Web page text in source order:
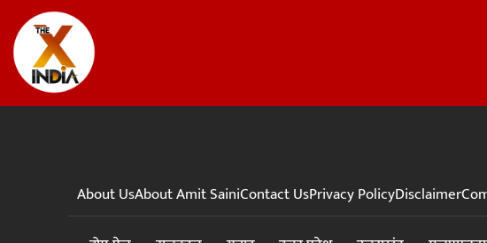
About UsAbout Amit SainiContact UsPrivacy PolicyDisclaimer